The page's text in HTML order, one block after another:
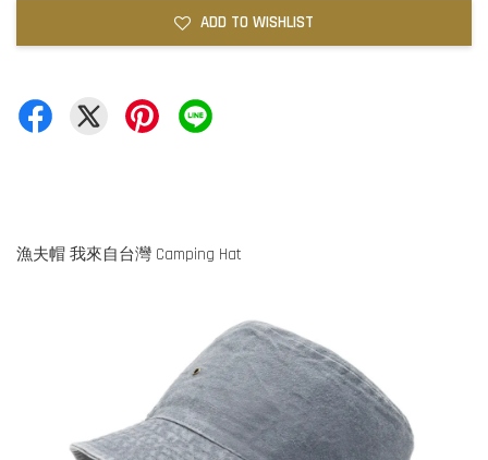
ADD TO WISHLIST
漁夫帽 我來自台灣 Camping Hat